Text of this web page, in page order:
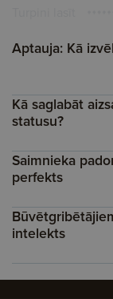
Aptauja: Kā
Kā saglabāt
statusu?
Saimnieka
perfekts
intelekts